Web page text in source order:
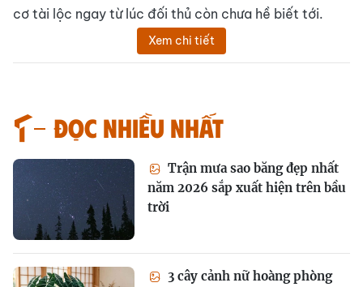
cơ tài lộc ngay từ lúc đối thủ còn chưa hề biết tới.
Xem chi tiết
Đọc nhiều nhất
Trận mưa sao băng đẹp nhất
năm 2026 sắp xuất hiện trên bầu
trời
3 cây cảnh nữ hoàng phòng